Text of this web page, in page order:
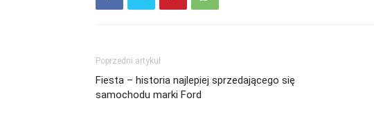
Poprzedni artykuł
Fiesta – historia najlepiej sprzedającego się
samochodu marki Ford